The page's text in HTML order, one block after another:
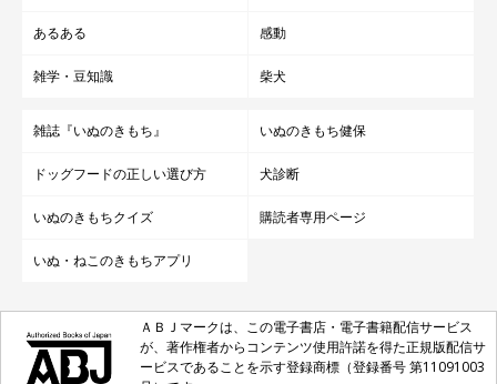
あるある 感動
雑学・豆知識 柴犬
雑誌『いぬのきもち』 いぬのきもち健保
ドッグフードの正しい選び方 犬診断
いぬのきもちクイズ 購読者専用ページ
いぬ・ねこのきもちアプリ
ＡＢＪマークは、この電子書店・電子書籍配信サービス
が、著作権者からコンテンツ使用許諾を得た正規版配信サ
ービスであることを示す登録商標（登録番号 第11091003